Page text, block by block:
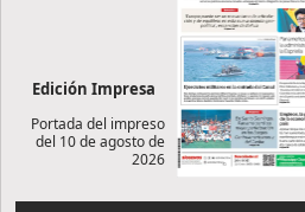
Edición Impresa
Portada del impreso
del 10 de agosto de
2026